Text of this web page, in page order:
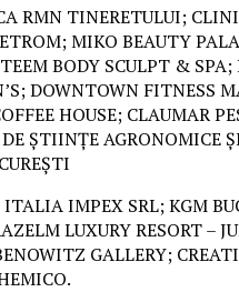
RMN TINERETULUI;
MIKO BEAUTY
BODY SCULPT &
DOWNTOWN FITNESS
HOUSE; CLAUMAR
ȘTIINȚE AGRONOMICE
IMPEX SRL; KGM
LUXURY RESORT –
GALLERY;